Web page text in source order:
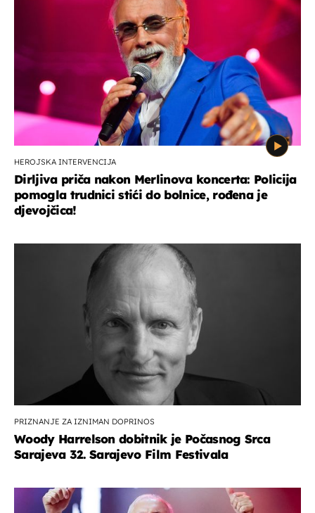
HEROJSKA INTERVENCIJA
Dirljiva priča nakon Merlinova koncerta: Policija
pomogla trudnici stići do bolnice, rođena je
djevojčica!
PRIZNANJE ZA IZNIMAN DOPRINOS
Woody Harrelson dobitnik je Počasnog Srca
Sarajeva 32. Sarajevo Film Festivala